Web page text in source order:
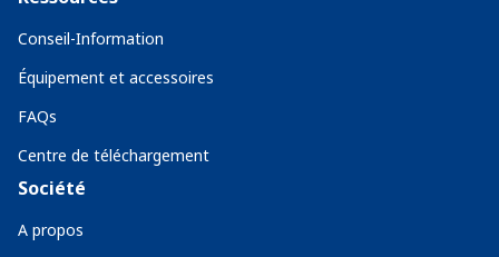
Conseil-Information
Équipement et accessoires
FAQs
Centre de téléchargement
Société
A propos